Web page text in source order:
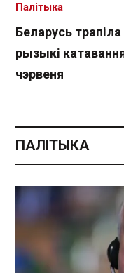
Беларусь
рызыкі
чэрвеня
Палітыка
ПАЛІТЫКА